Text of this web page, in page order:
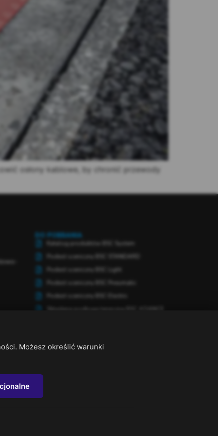
osłony kablowe, by chronić przewody
DO POBRANIA
Katalog produktów BSC System
Podest sceniczny BSC STANDARD
Podest sceniczny BSC Light
Podest sceniczny BSC Pneumatic
Mobilna Scena Estradowa BSC
Możesz określić warunki